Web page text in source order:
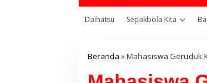
Daihatsu Sepakbola Kita
Beranda »Mahasiswa Geruduk